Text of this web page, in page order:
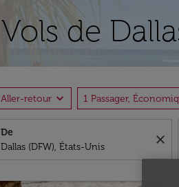
Vols de
Aller-retour expand_more 1 Passager,
De
close